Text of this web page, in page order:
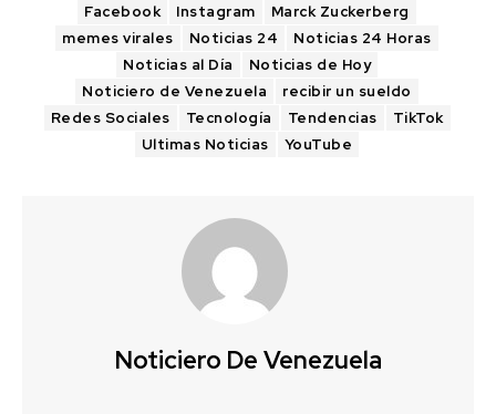
Facebook Instagram
Marck Zuckerberg
memes virales
Noticias 24
Noticias 24 Horas
Noticias al Día
Noticias de Hoy
Noticiero de Venezuela
recibir un sueldo
Redes Sociales
Tecnología Tendencias
TikTok
Ultimas Noticias
YouTube
Noticiero De Venezuela